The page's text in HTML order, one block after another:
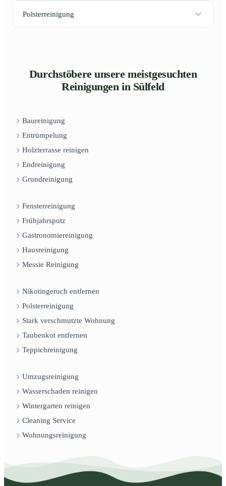
Polsterreinigung
Durchstöbere unsere meistgesuchten
Reinigungen in Sülfeld
Baureinigung
Entrümpelung
Holzterrasse reinigen
Endreinigung
Grundreinigung
Fensterreinigung
Frühjahrsputz
Gastronomiereinigung
Hausreinigung
Messie Reinigung
Nikotingeruch entfernen
Polsterreinigung
Stark verschmutzte Wohnung
Taubenkot entfernen
Teppichreinigung
Umzugsreinigung
Wasserschaden reinigen
Wintergarten reinigen
Cleaning Service
Wohnungsreinigung